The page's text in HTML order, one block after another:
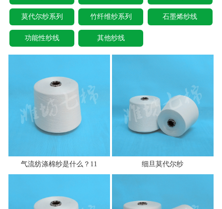
莫代尔纱系列 竹纤维纱系列 石墨烯纱线
功能性纱线 其他纱线
气流纺涤棉纱是什么？11 细旦莫代尔纱